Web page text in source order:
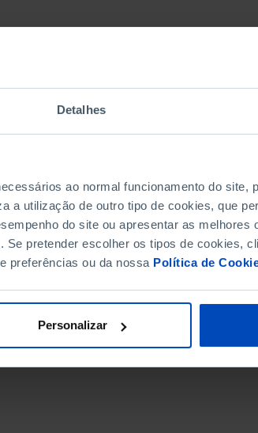
Detalhes
ao normal funcionamento do site,
a utilização de outro tipo de cookies, que
do site ou apresentar as melhores
pretender escolher os tipos de cookies,
preferências ou da nossa Política de
Personalizar
FIM